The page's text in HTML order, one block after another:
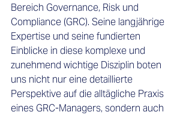
Bereich Governance, Risk und
Compliance (GRC). Seine langjährige
Expertise und seine fundierten
Einblicke in diese komplexe und
zunehmend wichtige Disziplin boten
uns nicht nur eine detaillierte
Perspektive auf die alltägliche Praxis
eines GRC-Managers, sondern auch